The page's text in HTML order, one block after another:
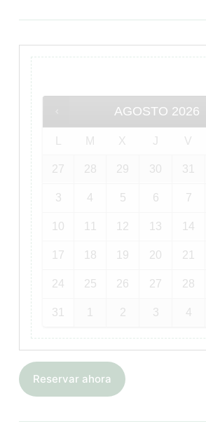
AGOSTO 2026
M X J V
27 28 29 30 31
3 4 5 6 7
10 11 12 13 14
17 18 19 20 21
24 25 26 27 28
31 1 2 3 4
Reservar ahora